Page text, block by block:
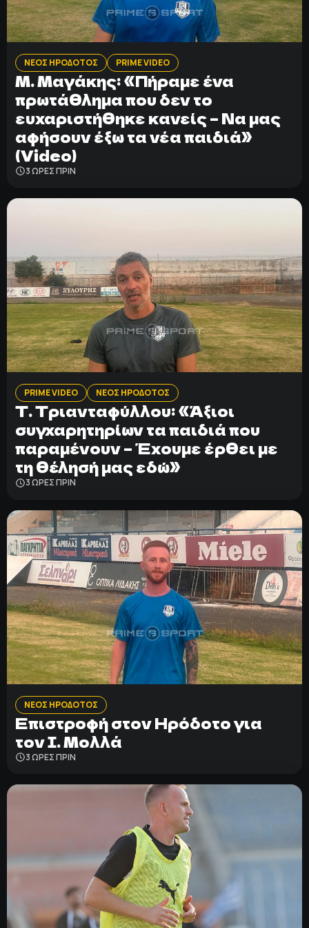
ΝΕΟΣ ΗΡΟΔΟΤΟΣ PRIME VIDEO
Μ. Μαγάκης: «Πήραμε ένα
πρωτάθλημα που δεν το
ευχαριστήθηκε κανείς – Να μας
αφήσουν έξω τα νέα παιδιά»
(Video)
3 ΩΡΕΣ ΠΡΙΝ
PRIME VIDEO ΝΕΟΣ ΗΡΟΔΟΤΟΣ
T. Tριανταφύλλου: «Άξιοι
συγχαρητηρίων τα παιδιά που
παραμένουν – Έχουμε έρθει με
τη θέλησή μας εδώ»
3 ΩΡΕΣ ΠΡΙΝ
ΝΕΟΣ ΗΡΟΔΟΤΟΣ
Επιστροφή στον Ηρόδοτο για
τον Ι. Μολλά
3 ΩΡΕΣ ΠΡΙΝ